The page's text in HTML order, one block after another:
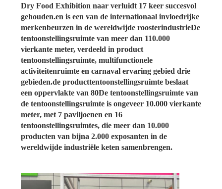
Dry Food Exhibition naar verluidt 17 keer succesvol
gehouden.en is een van de internationaal invloedrijke
merkenbeurzen in de wereldwijde roosterindustrieDe
tentoonstellingsruimte van meer dan 110.000
vierkante meter, verdeeld in product
tentoonstellingsruimte, multifunctionele
activiteitenruimte en carnaval ervaring gebied drie
gebieden.de producttentoonstellingsruimte beslaat
een oppervlakte van 80De tentoonstellingsruimte van
de tentoonstellingsruimte is ongeveer 10.000 vierkante
meter, met 7 paviljoenen en 16
tentoonstellingsruimtes, die meer dan 10.000
producten van bijna 2.000 exposanten in de
wereldwijde industriële keten samenbrengen.